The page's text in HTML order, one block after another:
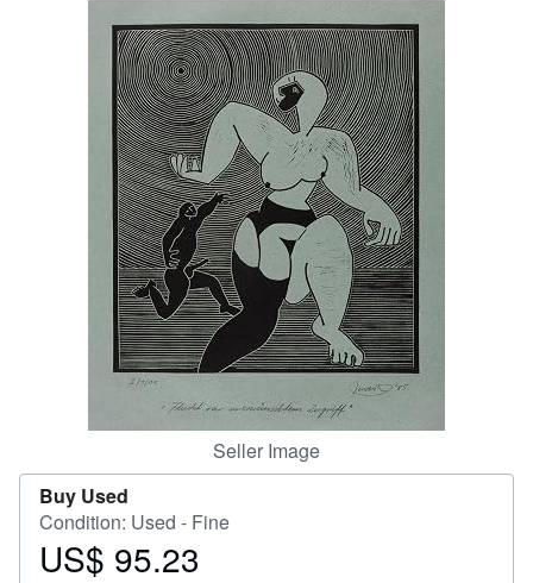
Art & Collectibles
CLOSE
Seller Image
Buy Used
Condition: Used - Fine
Price
US$ 95.23